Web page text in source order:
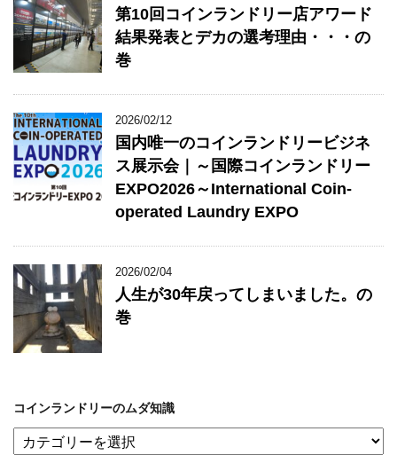
第10回コインランドリー店アワード
結果発表とデカの選考理由・・・の
巻
2026/02/12
国内唯一のコインランドリービジネ
ス展示会｜～国際コインランドリー
EXPO2026～International Coin-
operated Laundry EXPO
2026/02/04
人生が30年戻ってしまいました。の
巻
コインランドリーのムダ知識